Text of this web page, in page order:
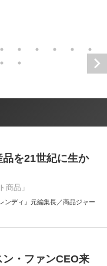
を21世紀に生か
商品」
ディ』元編集長／商品ジャー
・ファンCEO来